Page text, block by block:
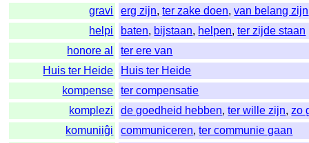
gravi
erg zijn,ter zake doen,van belang zijn
helpi
baten, bijstaan, helpen,ter zijde staan
honore al
ter ere van
Huis ter Heide
Huis ter Heide
kompense
ter compensatie
komplezi
de goedheid hebben,ter wille zijn,zo
komuniiĝi
communiceren,ter communie gaan